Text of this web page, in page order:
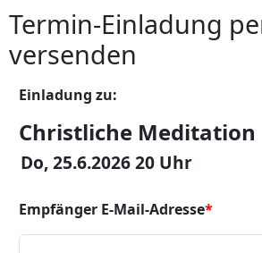
Termin-Einladung
versenden
Einladung zu:
Christliche Meditation
Do, 25.6.2026 20 Uhr
Empfänger E-Mail-Adresse*